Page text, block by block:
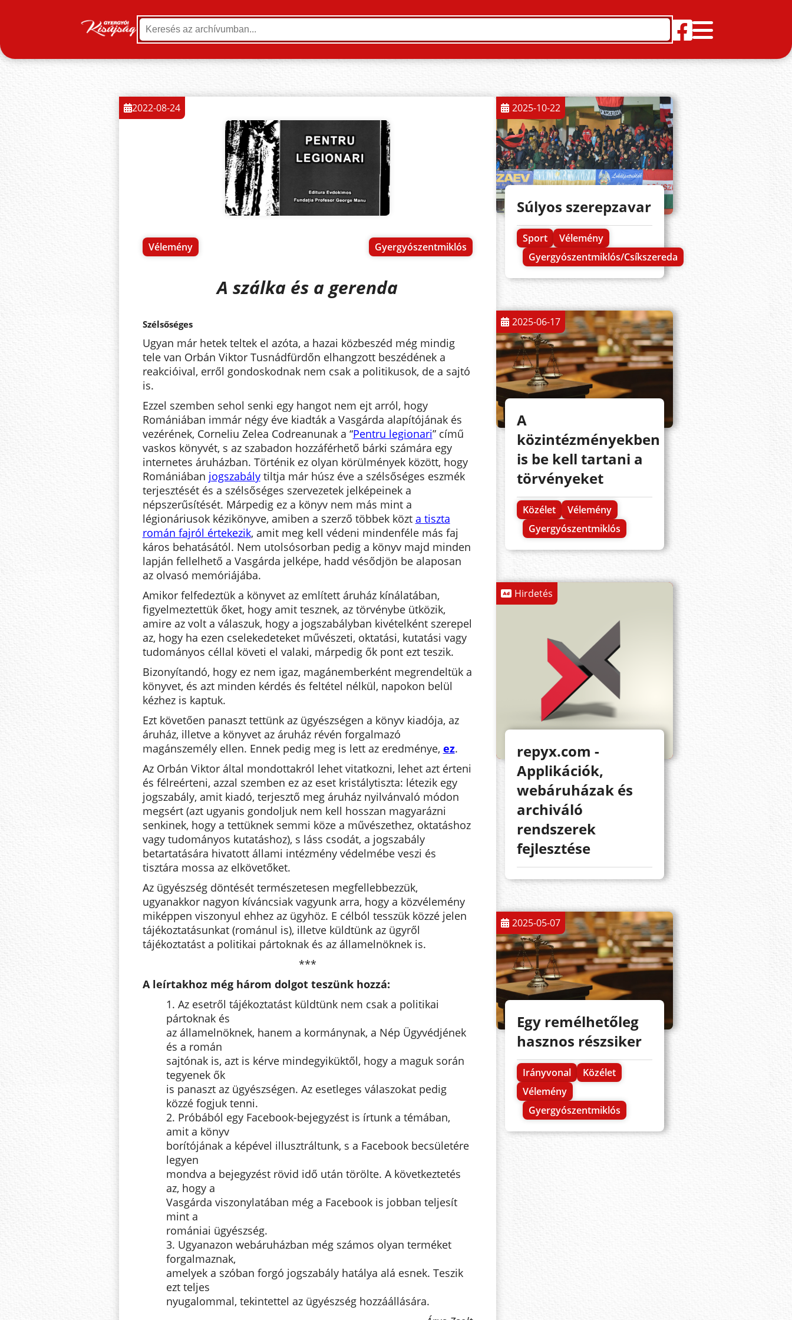
Vélemény Gyergyószentmiklós
2022-08-24
A szálka és a gerenda
Szélsőséges
Ugyan már hetek teltek el azóta, a hazai közbeszéd még mindig
tele van Orbán Viktor Tusnádfürdőn elhangzott beszédének a
reakcióival, erről gondoskodnak nem csak a politikusok, de a sajtó
is.
Ezzel szemben sehol senki egy hangot nem ejt arról, hogy
Romániában immár négy éve kiadták a Vasgárda alapítójának és
vezérének, Corneliu Zelea Codreanunak a “Pentru legionari” című
vaskos könyvét, s az szabadon hozzáférhető bárki számára egy
internetes áruházban. Történik ez olyan körülmények között, hogy
Romániában jogszabálytiltja már húsz éve a szélsőséges eszmék
terjesztését és a szélsőséges szervezetek jelképeinek a
népszerűsítését. Márpedig ez a könyv nem más mint a
légionáriusok kézikönyve, amiben a szerző többek közt a tiszta
román fajról értekezik, amit meg kell védeni mindenféle más faj
káros behatásától. Nem utolsósorban pedig a könyv majd minden
lapján fellelhető a Vasgárda jelképe, hadd vésődjön be alaposan
az olvasó memóriájába.
Amikor felfedeztük a könyvet az említett áruház kínálatában,
figyelmeztettük őket, hogy amit tesznek, az törvénybe ütközik,
amire az volt a válaszuk, hogy a jogszabályban kivételként szerepel
az, hogy ha ezen cselekedeteket művészeti, oktatási, kutatási vagy
tudományos céllal követi el valaki, márpedig ők pont ezt teszik.
Bizonyítandó, hogy ez nem igaz, magánemberként megrendeltük a
könyvet, és azt minden kérdés és feltétel nélkül, napokon belül
kézhez is kaptuk.
Ezt követően panaszt tettünk az ügyészségen a könyv kiadója, az
áruház, illetve a könyvet az áruház révén forgalmazó
magánszemély ellen. Ennek pedig meg is lett az eredménye, ez.
Az Orbán Viktor által mondottakról lehet vitatkozni, lehet azt érteni
és félreérteni, azzal szemben ez az eset kristálytiszta: létezik egy
jogszabály, amit kiadó, terjesztő meg áruház nyilvánvaló módon
megsért (azt ugyanis gondoljuk nem kell hosszan magyarázni
senkinek, hogy a tettüknek semmi köze a művészethez, oktatáshoz
vagy tudományos kutatáshoz), s láss csodát, a jogszabály
betartatására hivatott állami intézmény védelmébe veszi és
tisztára mossa az elkövetőket.
Az ügyészség döntését természetesen megfellebbezzük,
ugyanakkor nagyon kíváncsiak vagyunk arra, hogy a közvélemény
miképpen viszonyul ehhez az ügyhöz. E célból tesszük közzé jelen
tájékoztatásunkat (románul is), illetve küldtünk az ügyről
tájékoztatást a politikai pártoknak és az államelnöknek is.
***
A leírtakhoz még három dolgot teszünk hozzá:
1. Az esetről tájékoztatást küldtünk nem csak a politikai
pártoknak és
az államelnöknek, hanem a kormánynak, a Nép Ügyvédjének
és a román
sajtónak is, azt is kérve mindegyiküktől, hogy a maguk során
tegyenek ők
is panaszt az ügyészségen. Az esetleges válaszokat pedig
közzé fogjuk tenni.
2. Próbából egy Facebook-bejegyzést is írtunk a témában,
amit a könyv
borítójának a képével illusztráltunk, s a Facebook becsületére
legyen
mondva a bejegyzést rövid idő után törölte. A következtetés
az, hogy a
Vasgárda viszonylatában még a Facebook is jobban teljesít
mint a
romániai ügyészség.
3. Ugyanazon webáruházban még számos olyan terméket
forgalmaznak,
amelyek a szóban forgó jogszabály hatálya alá esnek. Teszik
ezt teljes
nyugalommal, tekintettel az ügyészség hozzáállására.
2025-10-22
Súlyos szerepzavar
Sport
Vélemény
Gyergyószentmiklós/Csíkszereda
2025-06-17
A
közintézményekben
is be kell tartani a
törvényeket
Közélet
Vélemény
Gyergyószentmiklós
Hirdetés
repyx.com -
Applikációk,
webáruházak és
archiváló
rendszerek
fejlesztése
2025-05-07
Egy remélhetőleg
hasznos részsiker
Irányvonal
Közélet
Vélemény
Gyergyószentmiklós